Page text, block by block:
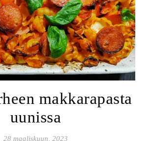
makkarapasta
uunissa
28 maaliskuun, 2023